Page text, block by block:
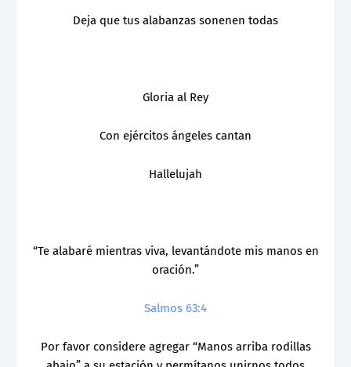
Deja que tus alabanzas sonenen todas
Gloria al Rey
Con ejércitos ángeles cantan
Hallelujah
“Te alabaré mientras viva, levantándote mis manos en
oración.”
Salmos 63:4
Por favor considere agregar “Manos arriba rodillas